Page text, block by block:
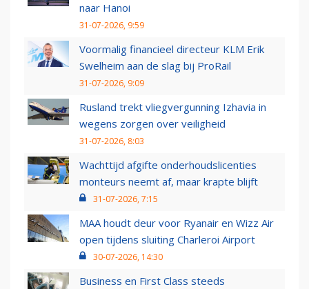
naar Hanoi
31-07-2026, 9:59
Voormalig financieel directeur KLM Erik
Swelheim aan de slag bij ProRail
31-07-2026, 9:09
Rusland trekt vliegvergunning Izhavia in
wegens zorgen over veiligheid
31-07-2026, 8:03
Wachttijd afgifte onderhoudslicenties
monteurs neemt af, maar krapte blijft
31-07-2026, 7:15
MAA houdt deur voor Ryanair en Wizz Air
open tijdens sluiting Charleroi Airport
30-07-2026, 14:30
Business en First Class steeds